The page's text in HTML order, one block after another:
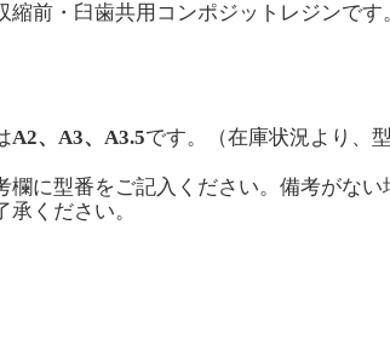
前・臼歯共用コンポジットレジンです
A2、 A3、 A3.5です。（在庫状況より、
欄に型番をご記入ください。備考がない
ください。